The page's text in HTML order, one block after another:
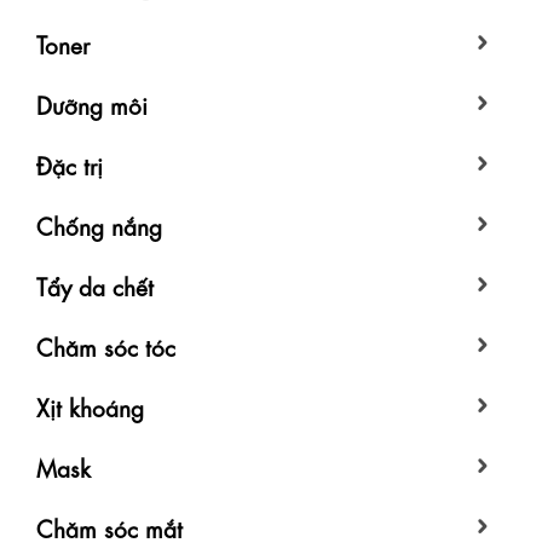
Toner
Dưỡng môi
Đặc trị
Chống nắng
Tẩy da chết
Chăm sóc tóc
Xịt khoáng
Mask
Chăm sóc mắt